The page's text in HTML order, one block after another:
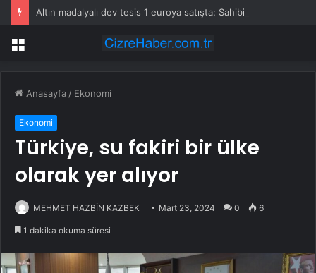
Menü
Anasayfa / Ekonomi
Ekonomi
Türkiye, su fakiri bir ülke
olarak yer alıyor
MEHMET HAZBİN KAZBEK Mart 23, 2024 0 6
1 dakika okuma süresi